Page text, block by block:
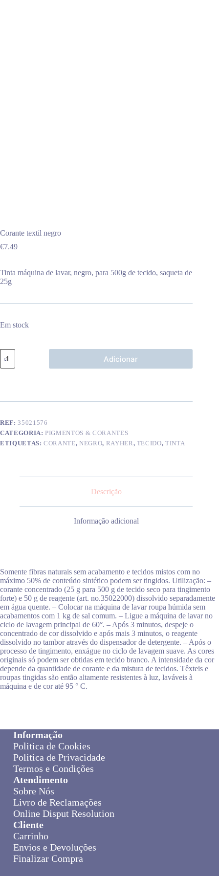
Corante textil negro
€7.49
Tinta máquina de lavar, negro, para 500g de tecido, saqueta de
25g
Em stock
Quantidade
de
Corante
Adicionar
REF:35021576
CATEGORIA:PIGMENTOS & CORANTES
ETIQUETAS:CORANTE,NEGRO, RAYHER, TECIDO,TINTA
Descrição
Informação adicional
Somente fibras naturais sem acabamento e tecidos mistos com no
máximo 50% de conteúdo sintético podem ser tingidos. Utilização: –
corante concentrado (25 g para 500 g de tecido seco para tingimento
forte) e 50 g de reagente (art. no.35022000) dissolvido separadamente
em água quente. – Colocar na máquina de lavar roupa húmida sem
acabamentos com 1 kg de sal comum. – Ligue a máquina de lavar no
ciclo de lavagem principal de 60°. – Após 3 minutos, despeje o
concentrado de cor dissolvido e após mais 3 minutos, o reagente
dissolvido no tambor através do dispensador de detergente. – Após o
processo de tingimento, enxágue no ciclo de lavagem suave. As cores
originais só podem ser obtidas em tecido branco. A intensidade da cor
depende da quantidade de corante e da mistura de tecidos. Têxteis e
roupas tingidas são então altamente resistentes à luz, laváveis à
máquina e de cor até 95 ° C.
Informação
Politica de Cookies
Politica de Privacidade
Termos e Condições
Atendimento
Sobre Nós
Livro de Reclamações
Online Disput Resolution
Cliente
Carrinho
Envios e Devoluções
Finalizar Compra